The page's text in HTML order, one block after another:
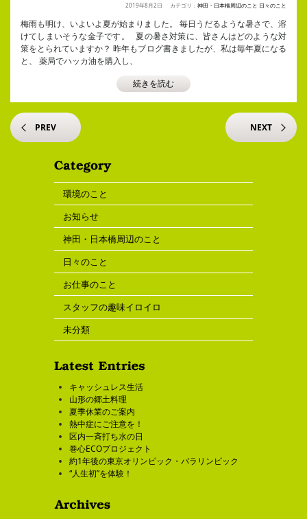
2019年8月2日 カテゴリ： 神田・日本橋周辺のこと 日々のこと
梅雨も明け、いよいよ夏が始まりました。 毎日うだるような暑さで、溶
けてしまいそうな金子です。 夏の暑さ対策に、皆さんはどのような対
策をとられていますか？ 昨年もブログ書きましたが、私は毎年夏になる
と、 薬局でハッカ油を購入し、
続きを読む
PREV NEXT
環境のこと
お知らせ
神田・日本橋周辺のこと
日々のこと
お仕事のこと
スタッフの趣味イロイロ
未分類
キャッシュレス生活
山形の郷土料理
夏季休業のご案内
熱中症にご注意を！
区内一斉打ち水の日
巻心ECOプロジェクト
約1年後の東京オリンピック・パラリンピック
“人生初”を体験！